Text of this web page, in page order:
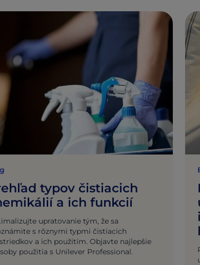
typov čistiacich
a ich funkcií
upratovanie tým, že sa
s rôznymi typmi čistiacich
a ich použitím. Objavte najlepšie
použitia s Unilever Professional.